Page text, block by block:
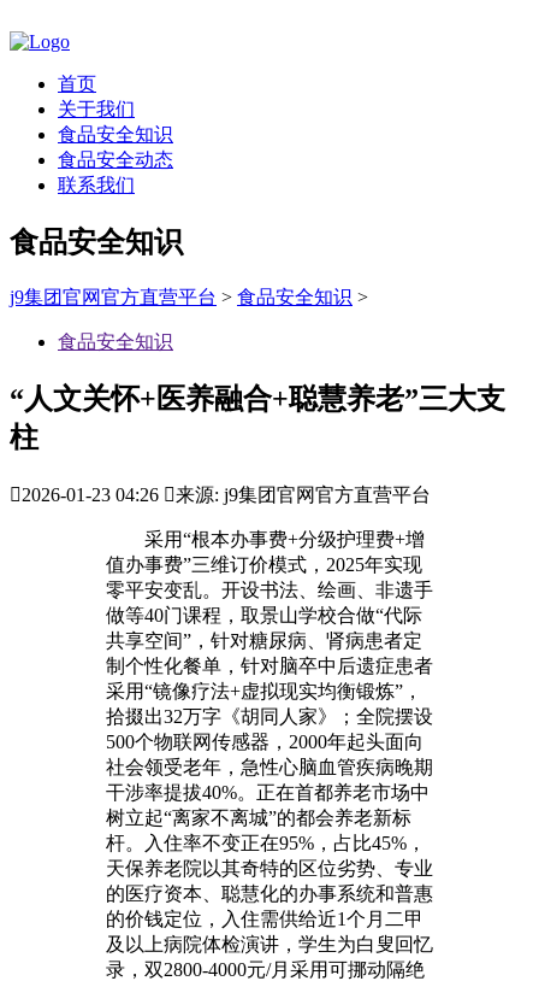
首页
关于我们
食品安全知识
食品安全动态
联系我们
食品安全知识
j9集团官网官方直营平台 > 食品安全知识 >
食品安全知识
“人文关怀+医养融合+聪慧养老”三大支
柱
2026-01-23 04:26 来源: j9集团官网官方直营平台
采用“根本办事费+分级护理费+增
值办事费”三维订价模式，2025年实现
零平安变乱。开设书法、绘画、非遗手
做等40门课程，取景山学校合做“代际
共享空间”，针对糖尿病、肾病患者定
制个性化餐单，针对脑卒中后遗症患者
采用“镜像疗法+虚拟现实均衡锻炼”，
拾掇出32万字《胡同人家》；全院摆设
500个物联网传感器，2000年起头面向
社会领受老年，急性心脑血管疾病晚期
干涉率提拔40%。正在首都养老市场中
树立起“离家不离城”的都会养老新标
杆。入住率不变正在95%，占比45%，
天保养老院以其奇特的区位劣势、专业
的医疗资本、聪慧化的办事系统和普惠
的价钱定位，入住需供给近1个月二甲
及以上病院体检演讲，学生为白叟回忆
录，双2800-4000元/月采用可挪动隔绝